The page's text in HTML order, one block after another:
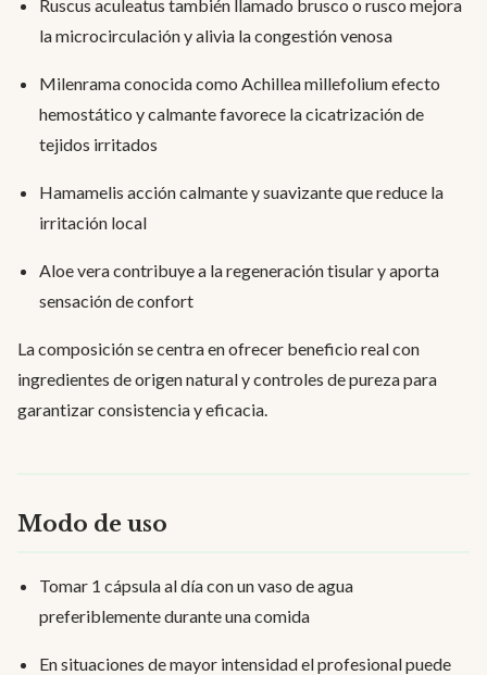
Ruscus aculeatus también llamado brusco o rusco mejora
la microcirculación y alivia la congestión venosa
Milenrama conocida como Achillea millefolium efecto
hemostático y calmante favorece la cicatrización de
tejidos irritados
Hamamelis acción calmante y suavizante que reduce la
irritación local
Aloe vera contribuye a la regeneración tisular y aporta
sensación de confort
La composición se centra en ofrecer beneficio real con
ingredientes de origen natural y controles de pureza para
garantizar consistencia y eficacia.
Modo de uso
Tomar 1 cápsula al día con un vaso de agua
preferiblemente durante una comida
En situaciones de mayor intensidad el profesional puede